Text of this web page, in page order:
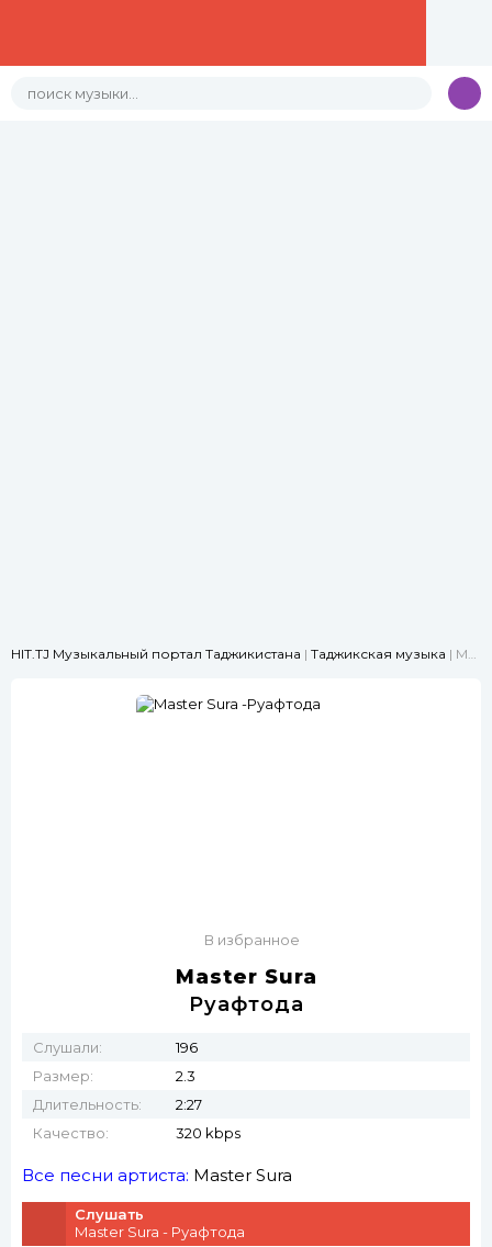
HIT.TJ Музыкальный портал Таджикистана | Таджикская музыка | Master Sura -Руафтода
В избранное
Master Sura
Руафтода
Слушали:
196
Размер:
2.3
Длительность:
2:27
Качество:
320 kbps
Все песни артиста: Master Sura
Слушать
Master Sura - Руафтода